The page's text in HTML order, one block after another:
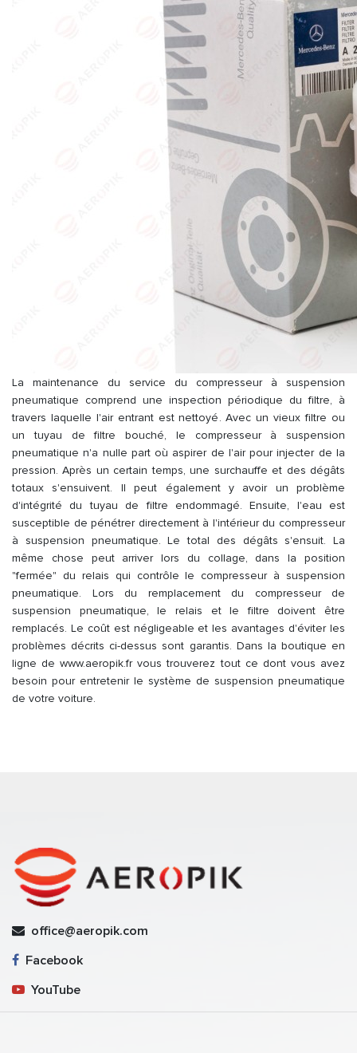
La maintenance du service du compresseur à suspension
pneumatique comprend une inspection périodique du filtre, à
travers laquelle l'air entrant est nettoyé. Avec un vieux filtre ou
un tuyau de filtre bouché, le compresseur à suspension
pneumatique n'a nulle part où aspirer de l'air pour injecter de la
pression. Après un certain temps, une surchauffe et des dégâts
totaux s'ensuivent. Il peut également y avoir un problème
d'intégrité du tuyau de filtre endommagé. Ensuite, l'eau est
susceptible de pénétrer directement à l'intérieur du compresseur
à suspension pneumatique. Le total des dégâts s'ensuit. La
même chose peut arriver lors du collage, dans la position
"fermée" du relais qui contrôle le compresseur à suspension
pneumatique. Lors du remplacement du compresseur de
suspension pneumatique, le relais et le filtre doivent être
remplacés. Le coût est négligeable et les avantages d'éviter les
problèmes décrits ci-dessus sont garantis. Dans la boutique en
ligne de www.aeropik.fr vous trouverez tout ce dont vous avez
besoin pour entretenir le système de suspension pneumatique
de votre voiture.
office@aeropik.com
Facebook
YouTube